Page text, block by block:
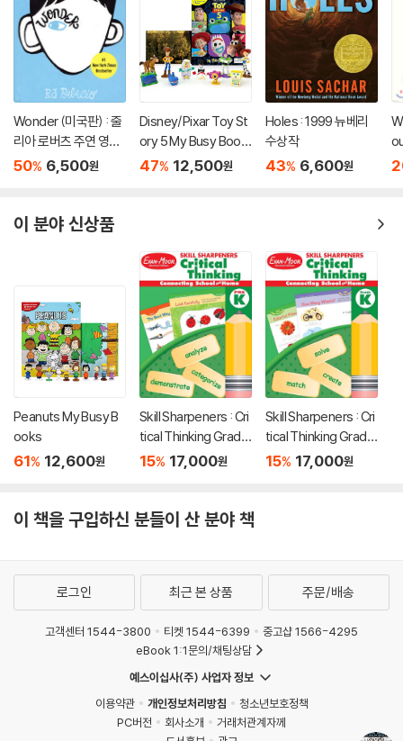
Wonder (미국판) : 줄
리아 로버츠 주연 영화
'원더' 원작 소설
50% 6,500원
Disney/Pixar Toy St
ory 5 My Busy Book
s
47% 12,500원
Holes : 1999 뉴베리
수상작
43% 6,600원
이 분야 신상품
Peanuts My Busy B
ooks
61% 12,600원
Skill Sharpeners : Cri
tical Thinking Grade
Prek
15% 17,000원
Skill Sharpeners : Cri
tical Thinking Grade
K1
15% 17,000원
이 책을 구입하신 분들이 산 분야 책
로그인 최근 본 상품 주문/배송
고객센터 1544-3800 티켓 1544-6399
중고샵 1566-4295
eBook 1:1문의/채팅상담
예스이십사(주) 사업자 정보
이용약관
개인정보처리방침
청소년보호정책
PC버전
회사소개
거래처관계자께